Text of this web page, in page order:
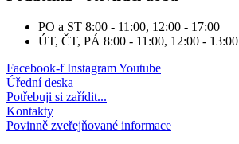
PO a ST 8:00 - 11:00, 12:00 - 17:00
ÚT, ČT, PÁ 8:00 - 11:00, 12:00 - 13:00
Facebook-f InstagramYoutube
Úřední deska
Potřebuji si zařídit...
Kontakty
Povinně zveřejňované informace